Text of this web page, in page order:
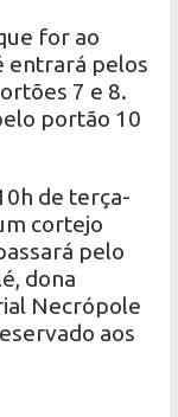
for ao
entrará pelos
7 e 8.
portão 10
de terça-
cortejo
pelo
dona
Necrópole
aos